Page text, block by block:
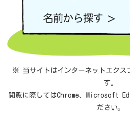
※ 当サイトはインターネットエクス
す。
閲覧に際してはChrome、Microsoft
ださい。